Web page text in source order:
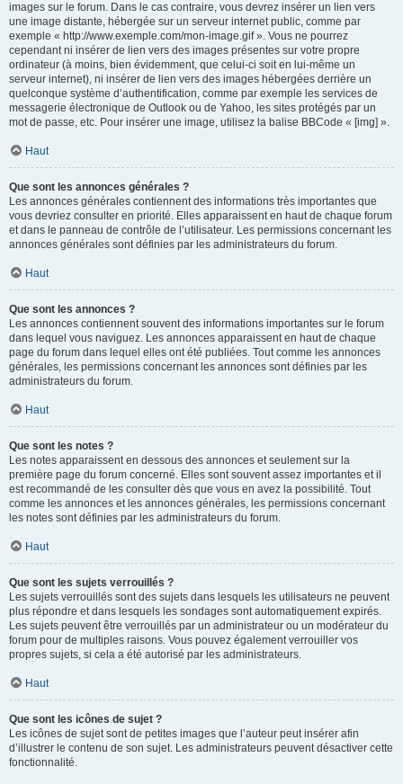
images sur le forum. Dans le cas contraire, vous devrez insérer un lien vers
une image distante, hébergée sur un serveur internet public, comme par
exemple « http://www.exemple.com/mon-image.gif ». Vous ne pourrez
cependant ni insérer de lien vers des images présentes sur votre propre
ordinateur (à moins, bien évidemment, que celui-ci soit en lui-même un
serveur internet), ni insérer de lien vers des images hébergées derrière un
quelconque système d’authentification, comme par exemple les services de
messagerie électronique de Outlook ou de Yahoo, les sites protégés par un
mot de passe, etc. Pour insérer une image, utilisez la balise BBCode « [img] ».
Haut
Que sont les annonces générales ?
Les annonces générales contiennent des informations très importantes que
vous devriez consulter en priorité. Elles apparaissent en haut de chaque forum
et dans le panneau de contrôle de l’utilisateur. Les permissions concernant les
annonces générales sont définies par les administrateurs du forum.
Haut
Que sont les annonces ?
Les annonces contiennent souvent des informations importantes sur le forum
dans lequel vous naviguez. Les annonces apparaissent en haut de chaque
page du forum dans lequel elles ont été publiées. Tout comme les annonces
générales, les permissions concernant les annonces sont définies par les
administrateurs du forum.
Haut
Que sont les notes ?
Les notes apparaissent en dessous des annonces et seulement sur la
première page du forum concerné. Elles sont souvent assez importantes et il
est recommandé de les consulter dès que vous en avez la possibilité. Tout
comme les annonces et les annonces générales, les permissions concernant
les notes sont définies par les administrateurs du forum.
Haut
Que sont les sujets verrouillés ?
Les sujets verrouillés sont des sujets dans lesquels les utilisateurs ne peuvent
plus répondre et dans lesquels les sondages sont automatiquement expirés.
Les sujets peuvent être verrouillés par un administrateur ou un modérateur du
forum pour de multiples raisons. Vous pouvez également verrouiller vos
propres sujets, si cela a été autorisé par les administrateurs.
Haut
Que sont les icônes de sujet ?
Les icônes de sujet sont de petites images que l’auteur peut insérer afin
d’illustrer le contenu de son sujet. Les administrateurs peuvent désactiver cette
fonctionnalité.